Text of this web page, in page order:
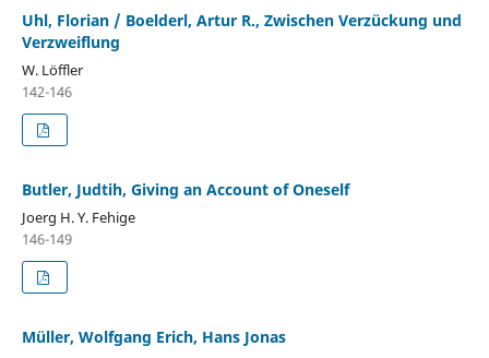
Uhl, Florian / Boelderl, Artur R., Zwischen Verzückung und
Verzweiflung
W. Löffler
142-146
Butler, Judtih, Giving an Account of Oneself
Joerg H. Y. Fehige
146-149
Müller, Wolfgang Erich, Hans Jonas